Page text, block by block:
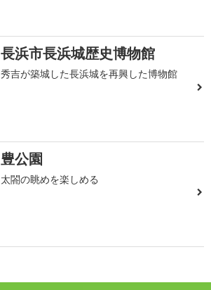
長浜市長浜城歴史博物館
秀吉が築城した長浜城を再興した博物館
豊公園
太閤の眺めを楽しめる